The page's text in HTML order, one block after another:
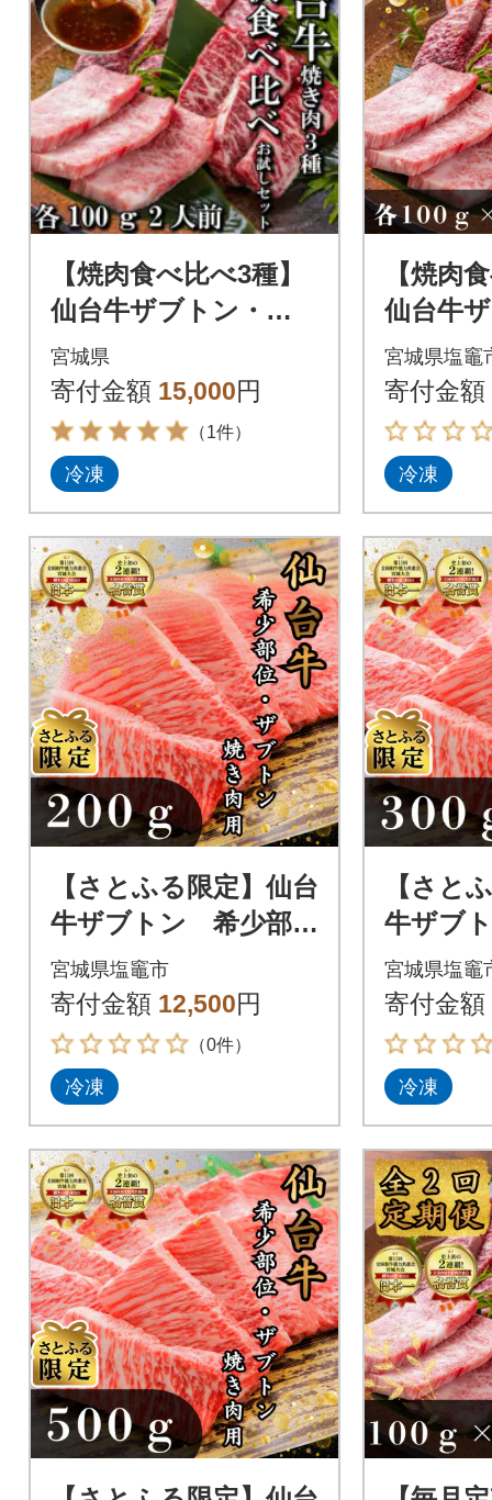
【焼肉食べ比べ3種】
仙台牛ザブトン・ト
モサンカク・マルシ
ン 各100g
宮城県
寄付金額 15,000円
（1件）
冷凍
【焼肉
仙台牛
モサン
ン
(計3パ
宮城県塩竈
寄付金額
冷凍
【さとふる限定】仙台
牛ザブトン 希少部
位 焼き肉用 200g
宮城県塩竈市
寄付金額 12,500円
（0件）
冷凍
【さと
牛ザブ
位 焼
宮城県塩竈
寄付金額
冷凍